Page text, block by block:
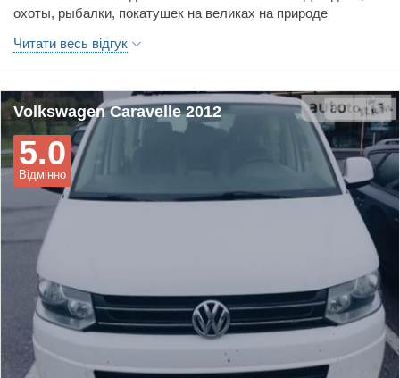
охоты, рыбалки, покатушек на великах на природе
привода. Полный привод позволяет забираться далеко и
высоко. По трассе комфортнее чен на легковой из-за
длинной базы.
Читати весь відгук
Volkswagen Caravelle 2012
Відмінно
5.0